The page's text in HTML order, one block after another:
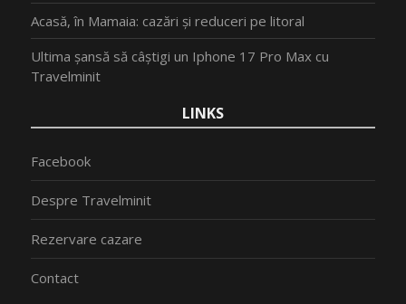
Acasă, în Mamaia: cazări și reduceri pe litoral
Ultima șansă să câștigi un Iphone 17 Pro Max cu
Travelminit
LINKS
Facebook
Despre Travelminit
Rezervare cazare
Contact